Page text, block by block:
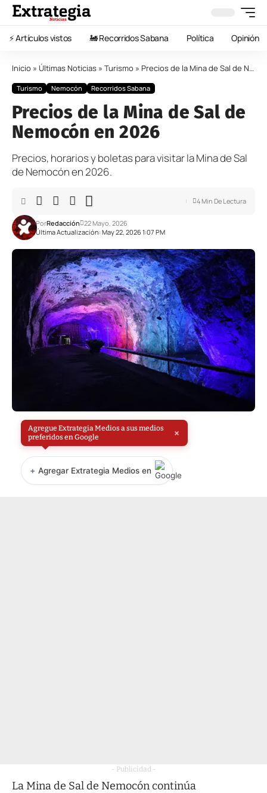
⚡️ Artículos vistos 🚂 Recorridos Sabana Política Opinión
Inicio » Últimas Noticias » Turismo » Precios de la Mina de Sal de Nemocón en 2026
Turismo Nemocón Recorridos Sabana
Precios de la Mina de Sal de
Nemocón en 2026
Precios, horarios y boletas para visitar la Mina de Sal
de Nemocón en 2026.
Última Actualización: May 22, 2026 1:07 PM
PorRedacción 22 Mayo, 2026
4 Min De Lectura
Agregue Extrategia Medios a sus medios
preferidos en Google
×
+ Agregar Extrategia Medios en
- Publicidad -
La Mina de Sal de Nemocón continúa